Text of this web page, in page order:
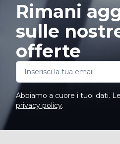
Rimani
sulle
offerte
Abbiamo a cuore i tuoi dati.
privacy policy.